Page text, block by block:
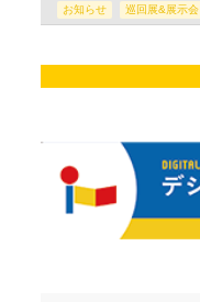
お知らせ 巡回展&展示会